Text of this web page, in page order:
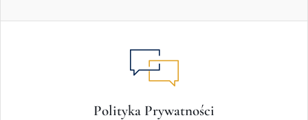
Polityka Prywatności